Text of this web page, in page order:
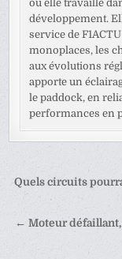
où elle travaille
développement.
service de
monoplaces, les
aux évolutions
apporte un
le paddock, en
performances en
Navigation
l’article
Quels circuits
← Moteur défaillant,